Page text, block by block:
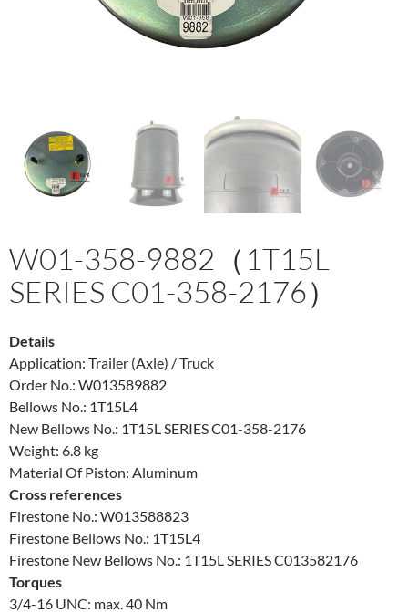
W01-358-9882（1T15L
SERIES C01-358-2176）
Details
Application: Trailer (Axle) / Truck
Order No.: W013589882
Bellows No.: 1T15L4
New Bellows No.: 1T15L SERIES C01-358-2176
Weight: 6.8 kg
Material Of Piston: Aluminum
Cross references
Firestone No.: W013588823
Firestone Bellows No.: 1T15L4
Firestone New Bellows No.: 1T15L SERIES C013582176
Torques
3/4-16 UNC: max. 40 Nm